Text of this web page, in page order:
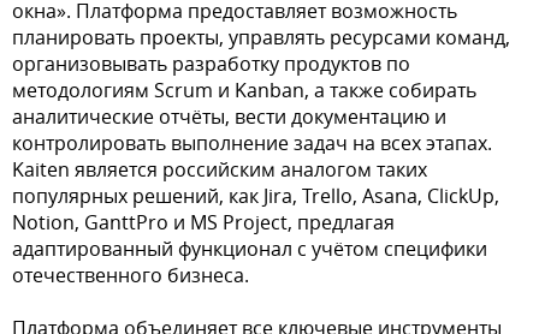
окна». Платформа предоставляет возможность
планировать проекты, управлять ресурсами команд,
организовывать разработку продуктов по
методологиям Scrum и Kanban, а также собирать
аналитические отчёты, вести документацию и
контролировать выполнение задач на всех этапах.
Kaiten является российским аналогом таких
популярных решений, как Jira, Trello, Asana, ClickUp,
Notion, GanttPro и MS Project, предлагая
адаптированный функционал с учётом специфики
отечественного бизнеса.
Платформа объединяет все ключевые инструменты